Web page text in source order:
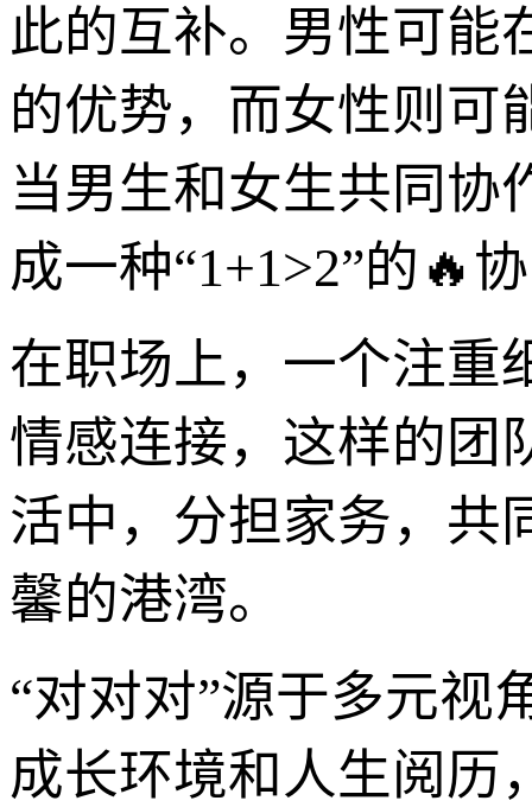
此的互补。男性可能
的优势，而女性则可
当男生和女生共同协
成一种“1+1>2”的🔥
在职场上，一个注重
情感连接，这样的团
活中，分担家务，共
馨的港湾。
“对对对”源于多元视
成长环境和人生阅历